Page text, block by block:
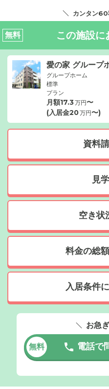
カンタン60
無料 この施設に
愛の家 グループ
グループホーム
標準
プラン
月額17.3万円〜
(入居金20万円〜)
資料
見
空き状
料金の総
入居条件
お急
無料 電話で